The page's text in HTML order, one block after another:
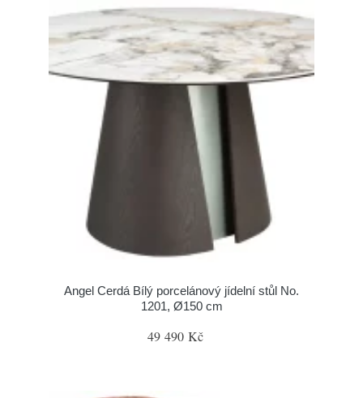
Angel Cerdá Bílý porcelánový jídelní stůl No.
1201, Ø150 cm
49 490 Kč